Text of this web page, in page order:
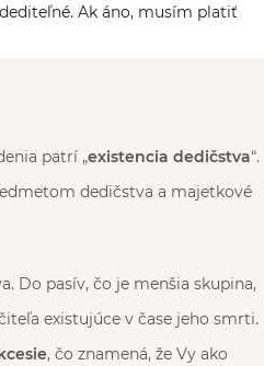
Ak áno, musím platiť
patrí „existencia dedičstva“.
dedičstva a majetkové
Do pasív, čo je menšia skupina,
existujúce v čase jeho smrti.
, čo znamená, že Vy ako